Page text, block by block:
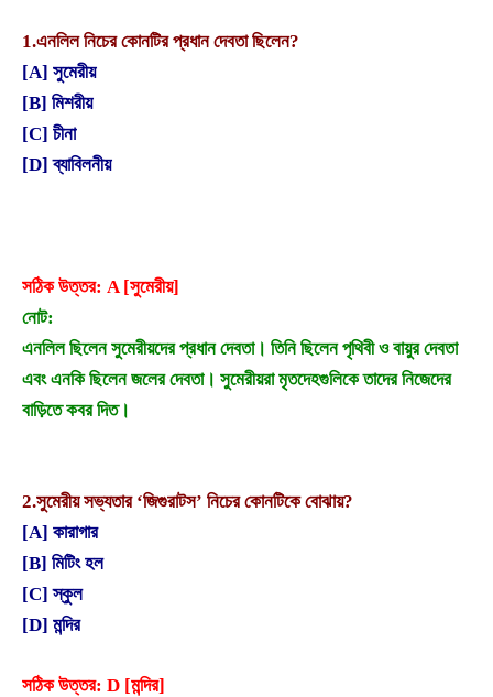
1.এনলিল নিচের কোনটির প্রধান দেবতা ছিলেন?
[A] সুমেরীয়
[B] মিশরীয়
[C] চীনা
[D] ব্যাবিলনীয়
সঠিক উত্তর: A [সুমেরীয়]
নোট:
এনলিল ছিলেন সুমেরীয়দের প্রধান দেবতা। তিনি ছিলেন পৃথিবী ও বায়ুর দেবতা
এবং এনকি ছিলেন জলের দেবতা। সুমেরীয়রা মৃতদেহগুলিকে তাদের নিজেদের
বাড়িতে কবর দিত।
2.সুমেরীয় সভ্যতার ‘জিগুরাটস’ নিচের কোনটিকে বোঝায়?
[A] কারাগার
[B] মিটিং হল
[C] স্কুল
[D] মন্দির
সঠিক উত্তর: D [মন্দির]